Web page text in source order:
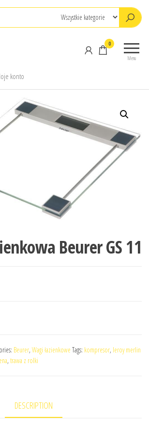
Menu
0
konto
Beurer GS 11
Beurer, Wagi łazienkowe Tags: kompresor, leroy merlin
, trawa z rolki
DESCRIPTION